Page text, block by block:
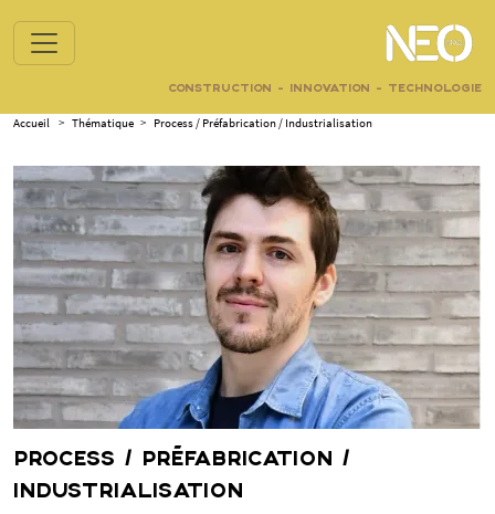
CONSTRUCTION - INNOVATION - TECHNOLOGIE
Accueil > Thématique > Process / Préfabrication / Industrialisation
PROCESS / PRÉFABRICATION /
INDUSTRIALISATION